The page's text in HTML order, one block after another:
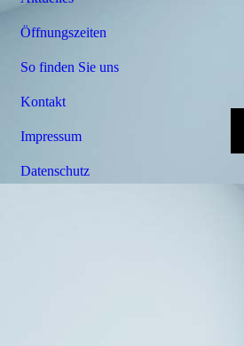
Öffnungszeiten
So finden Sie uns
Kontakt
Impressum
Datenschutz